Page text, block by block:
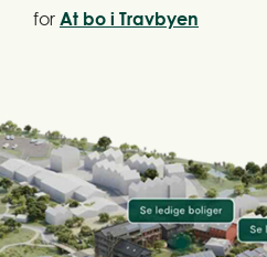
for At bo i Travbyen